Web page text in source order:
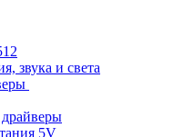
звука и света
5V